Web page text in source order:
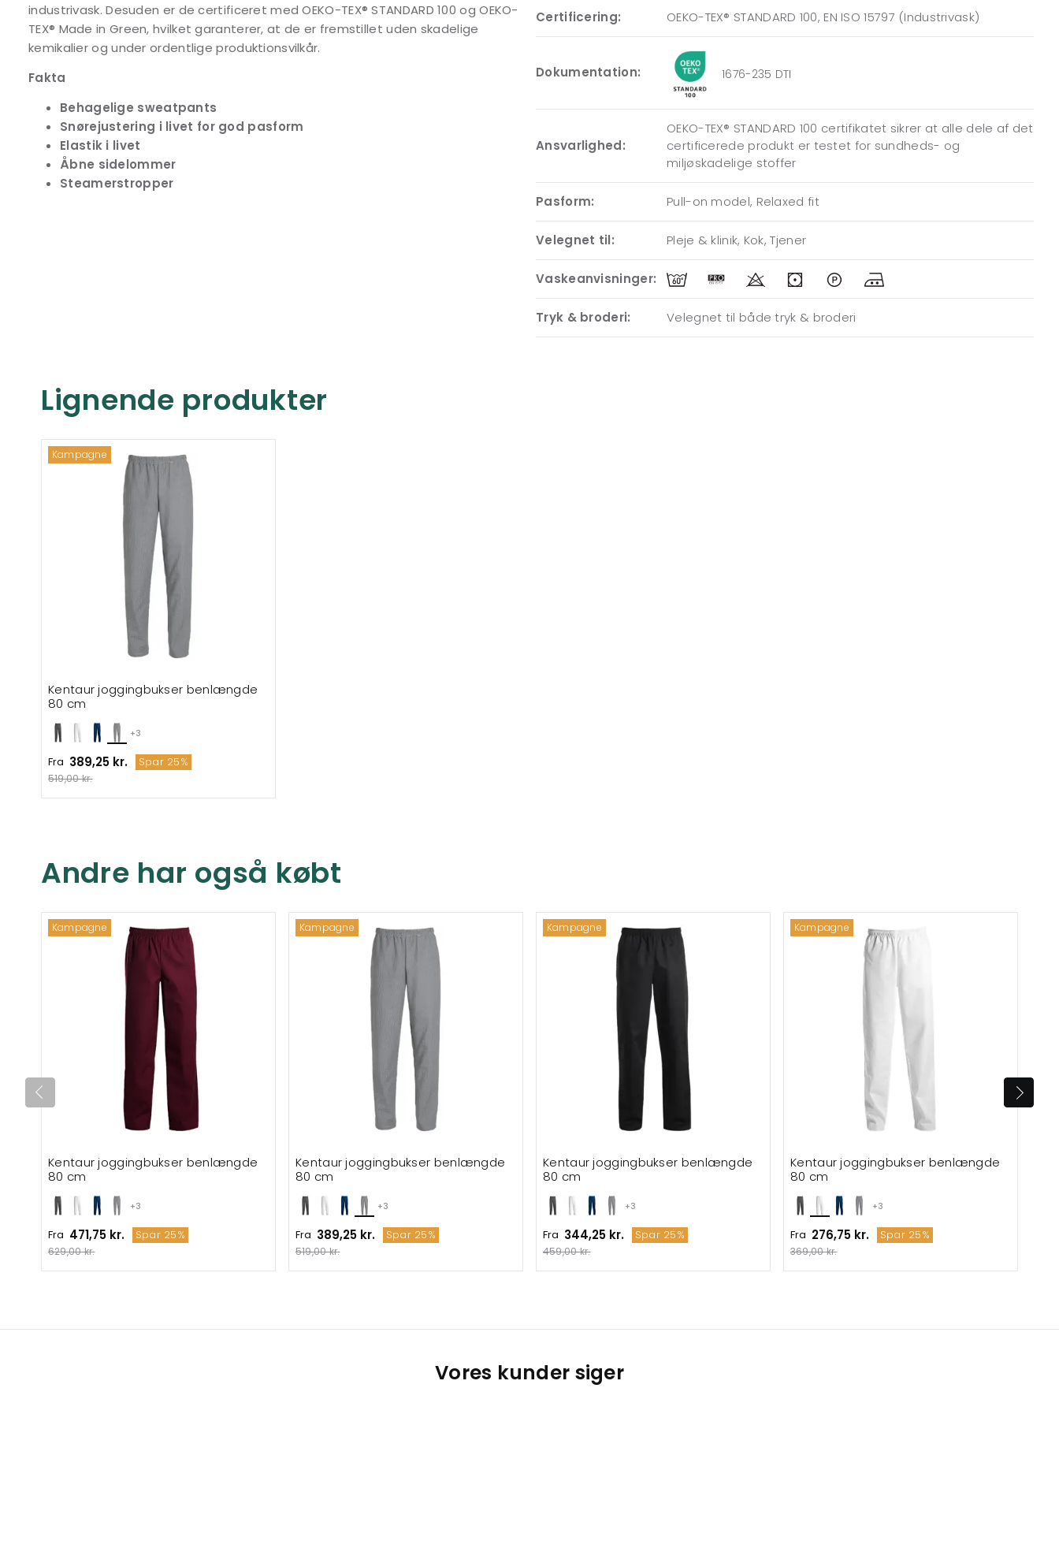
industrivask. Desuden er de certificeret med OEKO-TEX® STANDARD 100 og OEKO-
TEX® Made in Green, hvilket garanterer, at de er fremstillet uden skadelige
kemikalier og under ordentlige produktionsvilkår.
Fakta
Behagelige sweatpants
Snørejustering i livet for god pasform
Elastik i livet
Åbne sidelommer
Steamerstropper
Certificering: OEKO-TEX® STANDARD 100, EN ISO 15797 (Industrivask)
Dokumentation: 1676-235 DTI
Ansvarlighed:
OEKO-TEX® STANDARD 100 certifikatet sikrer at alle dele af det
certificerede produkt er testet for sundheds- og
miljøskadelige stoffer
Pasform: Pull-on model, Relaxed fit
Velegnet til: Pleje & klinik, Kok, Tjener
Vaskeanvisninger:
Tryk & broderi: Velegnet til både tryk & broderi
Lignende produkter
Kampagne
+3
Kentaur joggingbukser benlængde
80 cm
Fra 389,25 kr. Spar 25%
519,00 kr.
Andre har også købt
Kampagne
+3
Kentaur joggingbukser benlængde
80 cm
Fra 471,75 kr. Spar 25%
629,00 kr.
Kampagne
+3
Kentaur joggingbukser benlængde
80 cm
Fra 389,25 kr. Spar 25%
519,00 kr.
Kampagne
+3
Kentaur joggingbukser benlængde
80 cm
Fra 344,25 kr. Spar 25%
459,00 kr.
Kampagne
+3
Kentaur joggingbukser benlængde
80 cm
Fra 276,75 kr. Spar 25%
369,00 kr.
Vores kunder siger